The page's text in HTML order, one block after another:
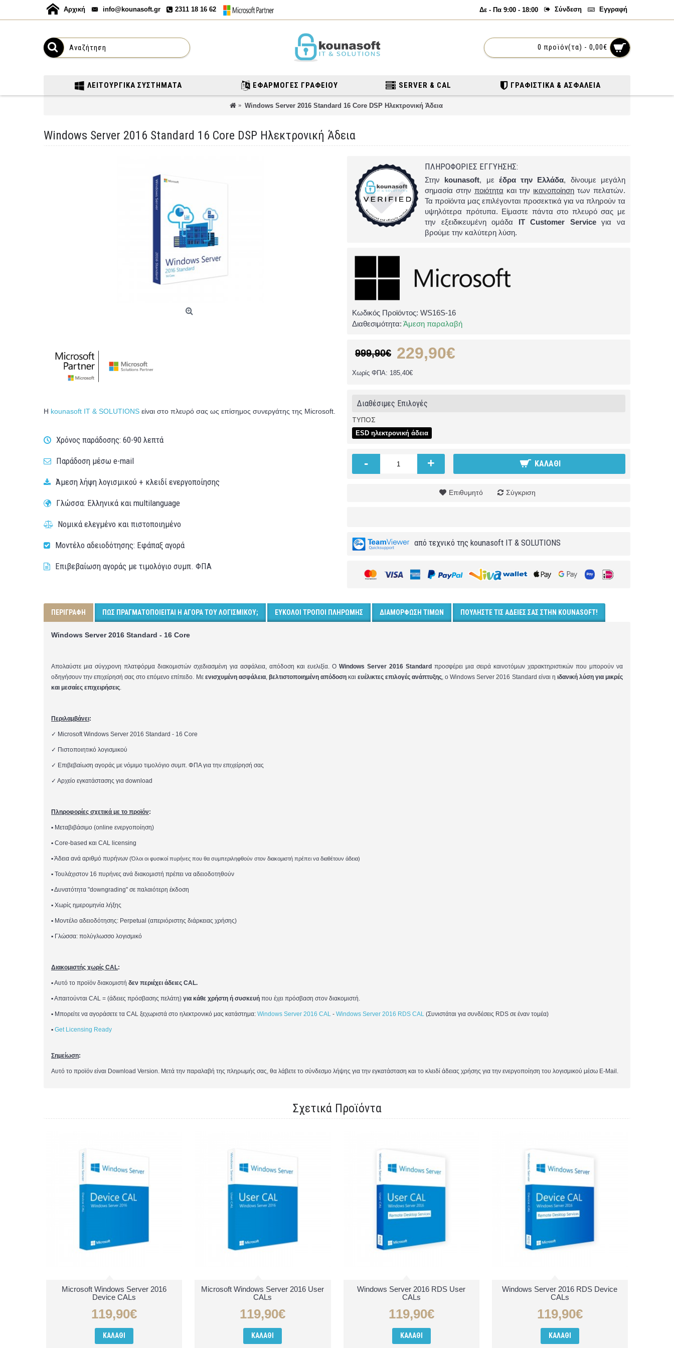
Αρχική info@kounasoft.gr 2311 18 16 62 Δε - Πα 9:00 - 18:00 Σύνδεση Εγγραφή
0 προϊόν(τα) - 0,00€
ΛΕΙΤΟΥΡΓΙΚΆ ΣΥΣΤΉΜΑΤΑ ΕΦΑΡΜΟΓΈΣ ΓΡΑΦΕΊΟΥ SERVER & CAL ΓΡΑΦΙΣΤΙΚΆ & ΑΣΦΆΛΕΙΑ
Windows Server 2016 Standard 16 Core DSP Ηλεκτρονική Άδεια
Windows Server 2016 Standard 16 Core DSP Ηλεκτρονική Άδεια
Η kounasoft IT & SOLUTIONS είναι στο πλευρό σας ως επίσημος συνεργάτης της Microsoft.
Χρόνος παράδοσης: 60-90 λεπτά
Παράδοση μέσω e-mail
Άμεση λήψη λογισμικού + κλειδί ενεργοποίησης
Γλώσσα: Ελληνικά και multilanguage
Νομικά ελεγμένο και πιστοποιημένο
Μοντέλο αδειοδότησης: Εφάπαξ αγορά
Επιβεβαίωση αγοράς με τιμολόγιο συμπ. ΦΠΑ
ΠΛΗΡΟΦΟΡΙΕΣ ΕΓΓΥΗΣΗΣ:
Στην kounasoft, με έδρα την Ελλάδα, δίνουμε μεγάλη
σημασία στην ποιότητα και την ικανοποίηση των πελατών.
Τα προϊόντα μας επιλέγονται προσεκτικά για να πληρούν τα
υψηλότερα πρότυπα. Είμαστε πάντα στο πλευρό σας με
την εξειδικευμένη ομάδα IT Customer Serviceγια να
βρούμε την καλύτερη λύση.
Κωδικός Προϊόντος: WS16S-16
Διαθεσιμότητα: Άμεση παραλαβή
999,90€ 229,90€
Χωρίς ΦΠΑ: 185,40€
Διαθέσιμες Επιλογές
ΤΥΠΟΣ
ESD ηλεκτρονική άδεια
- + ΚΑΛΆΘΙ
Επιθυμητό Σύγκριση
από τεχνικό της kounasoft IT & SOLUTIONS
ΠΕΡΙΓΡΑΦΉ ΠΏΣ ΠΡΑΓΜΑΤΟΠΟΙΕΊΤΑΙ Η ΑΓΟΡΆ ΤΟΥ ΛΟΓΙΣΜΙΚΟΎ; ΕΎΚΟΛΟΙ ΤΡΌΠΟΙ ΠΛΗΡΩΜΉΣ ΔΙΑΜΌΡΦΩΣΗ ΤΙΜΏΝ ΠΟΥΛΉΣΤΕ ΤΙΣ ΆΔΕΙΈΣ ΣΑΣ ΣΤΗΝ KOUNASOFT!
Windows Server 2016 Standard - 16 Core
Απολαύστε μια σύγχρονη πλατφόρμα διακομιστών σχεδιασμένη για ασφάλεια, απόδοση και ευελιξία. Ο Windows Server 2016 Standard προσφέρει μια σειρά καινοτόμων χαρακτηριστικών που μπορούν να
οδηγήσουν την επιχείρησή σας στο επόμενο επίπεδο. Με ενισχυμένη ασφάλεια, βελτιστοποιημένη απόδοσηκαιευέλικτες επιλογές ανάπτυξης , ο Windows Server 2016 Standard είναι η ιδανική λύση για μικρές
και μεσαίες επιχειρήσεις
Περιλαμβάνει:
✓ Microsoft Windows Server 2016 Standard - 16 Core
✓ Πιστοποιητικό λογισμικού
✓ Επιβεβαίωση αγοράς με νόμιμο τιμολόγιο συμπ. ΦΠΑγια την επιχείρησή σας
✓ Αρχείο εγκατάστασης για download
Πληροφορίες σχετικά με το προϊόν:
▪ Μεταβιβάσιμο (online ενεργοποίηση)
▪ Core-based και CAL licensing
▪Άδεια ανά αριθμό πυρήνων (Όλοι οι φυσικοί πυρήνες που θα συμπεριληφθούν στον διακομιστή πρέπει να διαθέτουν άδεια)
▪ Τουλάχιστον 16 πυρήνες ανά διακομιστή πρέπει να αδειοδοτηθούν
▪Δυνατότητα "downgrading" σε παλαιότερη έκδοση
▪ Χωρίς ημερομηνία λήξης
▪ Μοντέλο αδειοδότησης: Perpetual (απεριόριστης διάρκειας χρήσης)
▪ Γλώσσα: πολύγλωσσο λογισμικό
Διακομιστής χωρίς CAL:
▪Αυτό το προϊόν διακομιστή δεν περιέχει άδειες CAL.
▪Απαιτούνται CAL = (άδειες πρόσβασης πελάτη) για κάθε χρήστη ή συσκευή που έχει πρόσβαση στον διακομιστή.
▪ Μπορείτε να αγοράσετε τα CAL ξεχωριστά στο ηλεκτρονικό μας κατάστημα: Windows Server 2016 CAL - Windows Server 2016 RDS CAL (Συνιστάται για συνδέσεις RDS σε έναν τομέα)
▪ Get Licensing Ready
Σημείωση:
Αυτό το προϊόν είναι Download Version. Μετά την παραλαβή της πληρωμής σας, θα λάβετε το σύνδεσμο λήψης για την εγκατάσταση και το κλειδί άδειας χρήσης για την ενεργοποίηση του λογισμικού μέσω E-Mail.
Σχετικά Προϊόντα
Microsoft Windows Server 2016
Device CALs
119,90€
ΚΑΛΆΘΙ
Microsoft Windows Server 2016 User
CALs
119,90€
ΚΑΛΆΘΙ
Windows Server 2016 RDS User
CALs
119,90€
ΚΑΛΆΘΙ
Windows Server 2016 RDS Device
CALs
119,90€
ΚΑΛΆΘΙ